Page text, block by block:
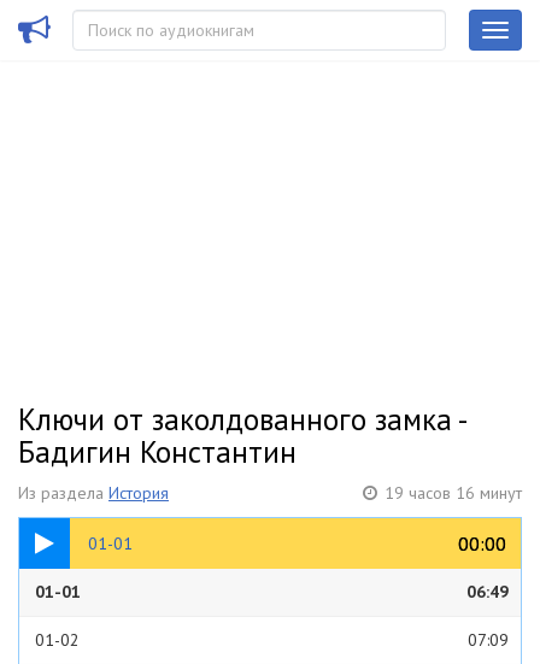
Ключи от заколдованного замка -
Бадигин Константин
Из раздела История 19 часов 16 минут
01-01 00:00
00:00
06:49
01-01 06:49
01-02 07:09